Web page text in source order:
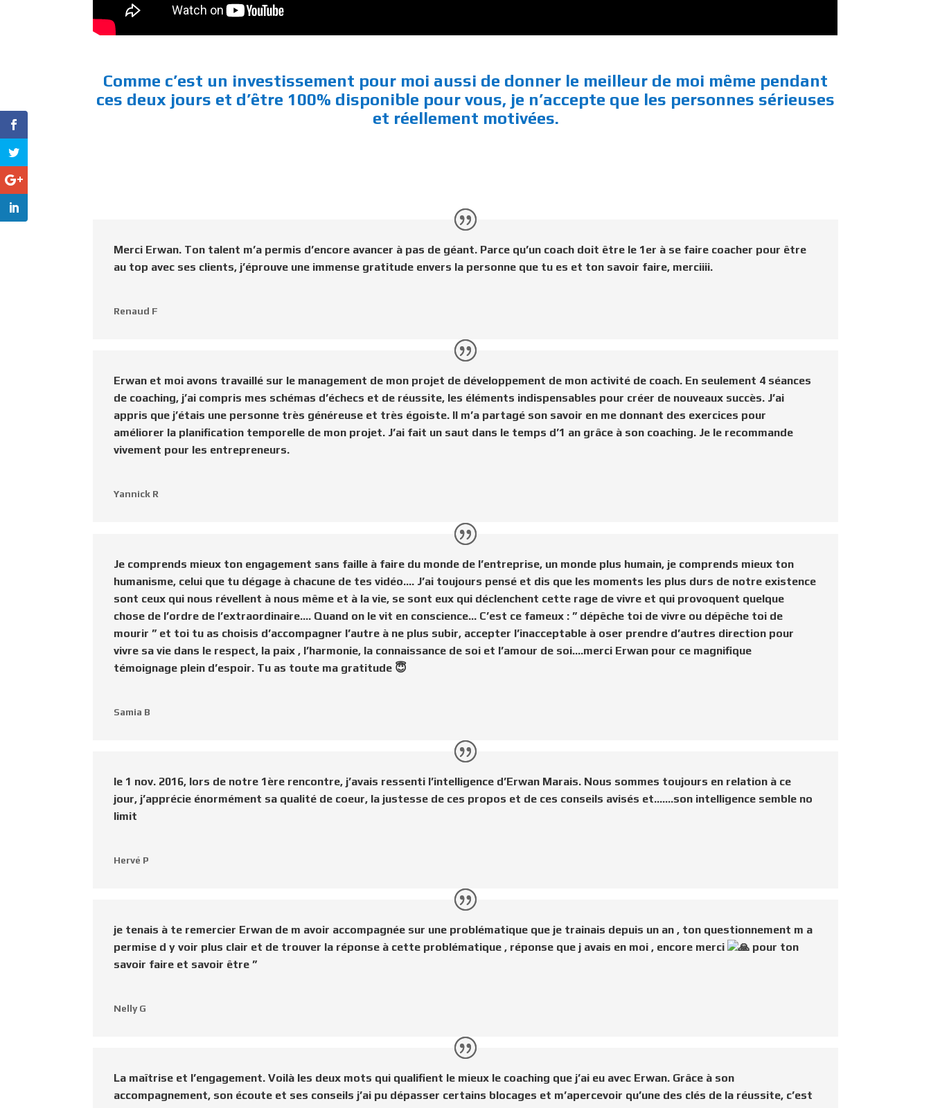
Comme c’est un investissement pour moi aussi de donner le meilleur de moi même pendant
ces deux jours et d’être 100% disponible pour vous, je n’accepte que les personnes sérieuses
et réellement motivées.
Merci Erwan. Ton talent m’a permis d’encore avancer à pas de géant. Parce qu’un coach doit être le 1er à se faire coacher pour être
au top avec ses clients, j’éprouve une immense gratitude envers la personne que tu es et ton savoir faire, merciiii.
Renaud F
Erwan et moi avons travaillé sur le management de mon projet de développement de mon activité de coach. En seulement 4 séances
de coaching, j’ai compris mes schémas d’échecs et de réussite, les éléments indispensables pour créer de nouveaux succès. J’ai
appris que j’étais une personne très généreuse et très égoiste. Il m’a partagé son savoir en me donnant des exercices pour
améliorer la planification temporelle de mon projet. J’ai fait un saut dans le temps d’1 an grâce à son coaching. Je le recommande
vivement pour les entrepreneurs.
Yannick R
Je comprends mieux ton engagement sans faille à faire du monde de l’entreprise, un monde plus humain, je comprends mieux ton
humanisme, celui que tu dégage à chacune de tes vidéo…. J’ai toujours pensé et dis que les moments les plus durs de notre existence
sont ceux qui nous révellent à nous même et à la vie, se sont eux qui déclenchent cette rage de vivre et qui provoquent quelque
chose de l’ordre de l’extraordinaire…. Quand on le vit en conscience… C’est ce fameux : ” dépêche toi de vivre ou dépêche toi de
mourir ” et toi tu as choisis d’accompagner l’autre à ne plus subir, accepter l’inacceptable à oser prendre d’autres direction pour
vivre sa vie dans le respect, la paix , l’harmonie, la connaissance de soi et l’amour de soi….merci Erwan pour ce magnifique
témoignage plein d’espoir. Tu as toute ma gratitude 😇
Samia B
le 1 nov. 2016, lors de notre 1ère rencontre, j’avais ressenti l’intelligence d’Erwan Marais. Nous sommes toujours en relation à ce
jour, j’apprécie énormément sa qualité de coeur, la justesse de ces propos et de ces conseils avisés et…….son intelligence semble no
limit
Hervé P
je tenais à te remercier Erwan de m avoir accompagnée sur une problématique que je trainais depuis un an , ton questionnement m a
permise d y voir plus clair et de trouver la réponse à cette problématique , réponse que j avais en moi , encore merci
pour ton
savoir faire et savoir être ”
Nelly G
La maîtrise et l’engagement. Voilà les deux mots qui qualifient le mieux le coaching que j’ai eu avec Erwan. Grâce à son
accompagnement, son écoute et ses conseils j’ai pu dépasser certains blocages et m’apercevoir qu’une des clés de la réussite, c’est